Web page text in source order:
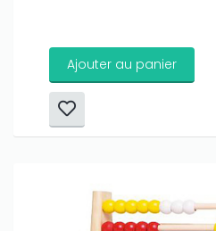
Ajouter au panier